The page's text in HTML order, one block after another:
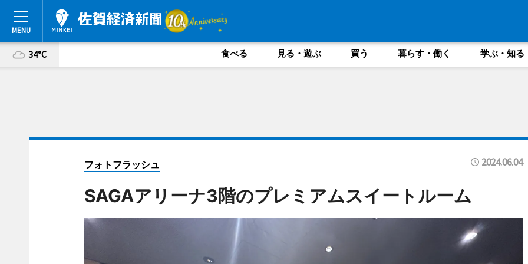
34°C 食べる 見る・遊ぶ 買う 暮らす・働く 学ぶ・知る
フォトフラッシュ 2024.06.04
SAGAアリーナ3階のプレミアムスイートルーム